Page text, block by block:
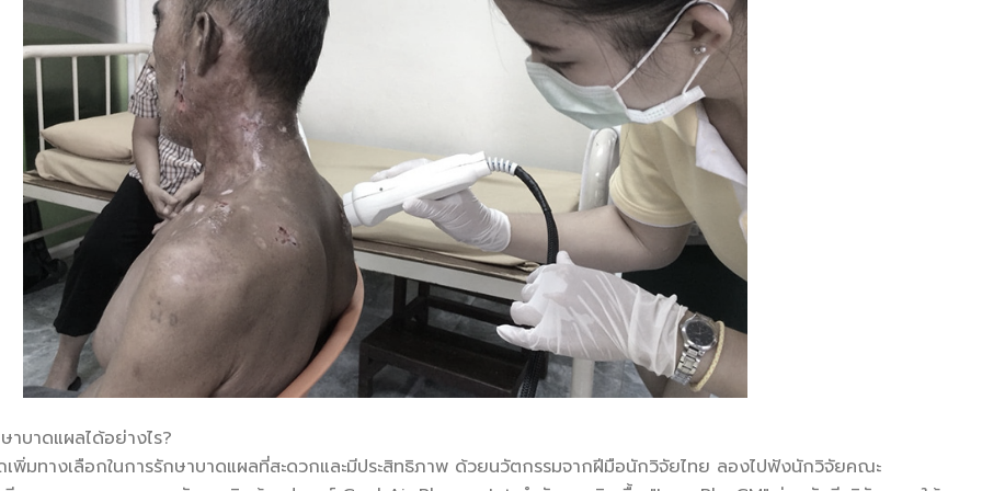
าบาดแผลได้อย่างไร?
ถเพิ่มทางเลือกในการรักษาบาดแผลที่สะดวกและมีประสิทธิภาพ ด้วยนวัตกรรมจากฝีมือนักวิจัยไทย ลองไปฟังนักวิจัยคณะ